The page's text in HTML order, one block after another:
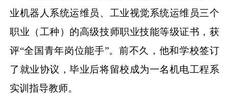
业机器人系统运维员、工业视觉系统运维员三个
职业（工种）的高级技师职业技能等级证书，获
评“全国青年岗位能手”。前不久，他和学校签订
了就业协议，毕业后将留校成为一名机电工程系
实训指导教师。